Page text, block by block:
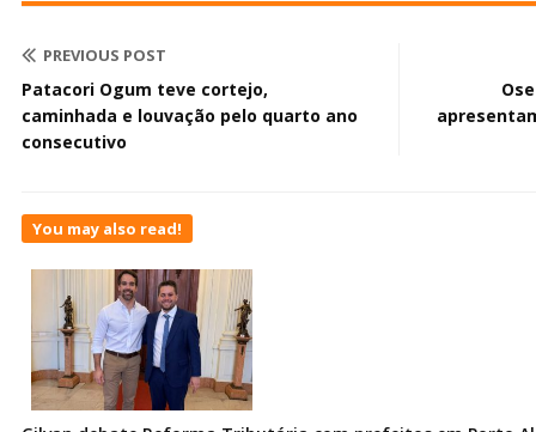
PREVIOUS POST
Patacori Ogum teve cortejo,
caminhada e louvação pelo quarto ano
consecutivo
You may also read!